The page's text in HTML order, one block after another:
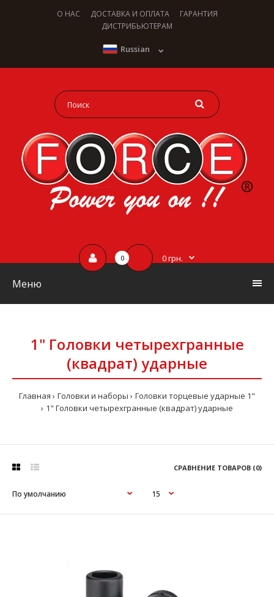
О НАС ДОСТАВКА И ОПЛАТА
ГАРАНТИЯ
ДИСТРИБЬЮТЕРАМ
Russian
0 0 грн.
Меню
1" Головки четырехгранные
(квадрат) ударные
Главная Головки и наборы
Головки торцевые ударные 1"
1" Головки четырехгранные (квадрат) ударные
СРАВНЕНИЕ ТОВАРОВ (0)